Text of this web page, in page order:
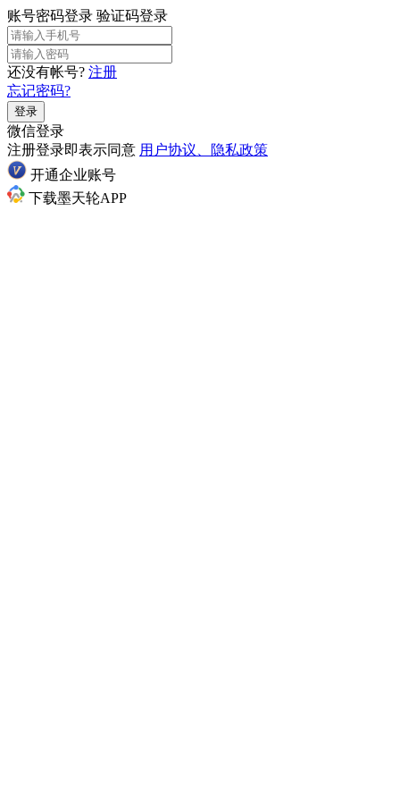
账号密码登录 验证码登录
还没有帐号? 注册
忘记密码?
登录
微信登录
注册登录即表示同意 用户协议、隐私政策
开通企业账号
下载墨天轮APP